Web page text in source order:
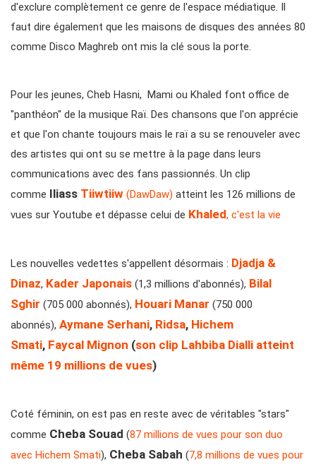
d'exclure complètement ce genre de l'espace médiatique. Il
faut dire également que les maisons de disques des années 80
comme Disco Maghreb ont mis la clé sous la porte.
Pour les jeunes, Cheb Hasni, Mami ou Khaled font office de
"panthéon" de la musique Raï. Des chansons que l'on apprécie
et que l'on chante toujours mais le raï a su se renouveler avec
des artistes qui ont su se mettre à la page dans leurs
communications avec des fans passionnés. Un clip
comme Iliass Tiiwtiiw (DawDaw) atteint les 126 millions de
vues sur Youtube et dépasse celui de Khaled, c'est la vie
Les nouvelles vedettes s'appellent désormais : Djadja &
Dinaz, Kader Japonais (1,3 millions d'abonnés), Bilal
Sghir (705 000 abonnés), Houari Manar (750 000
abonnés), Aymane Serhani, Ridsa, Hichem
Smati, Faycal Mignon (son clip Lahbiba Dialli atteint
même 19 millions de vues)
Coté féminin, on est pas en reste avec de véritables "stars"
comme Cheba Souad (87 millions de vues pour son duo
avec Hichem Smati), Cheba Sabah (7,8 millions de vues pour